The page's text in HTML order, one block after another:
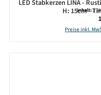
LED Stabkerzen LINA -
H: 15cm -
Inhalt:2
Preise inkl.